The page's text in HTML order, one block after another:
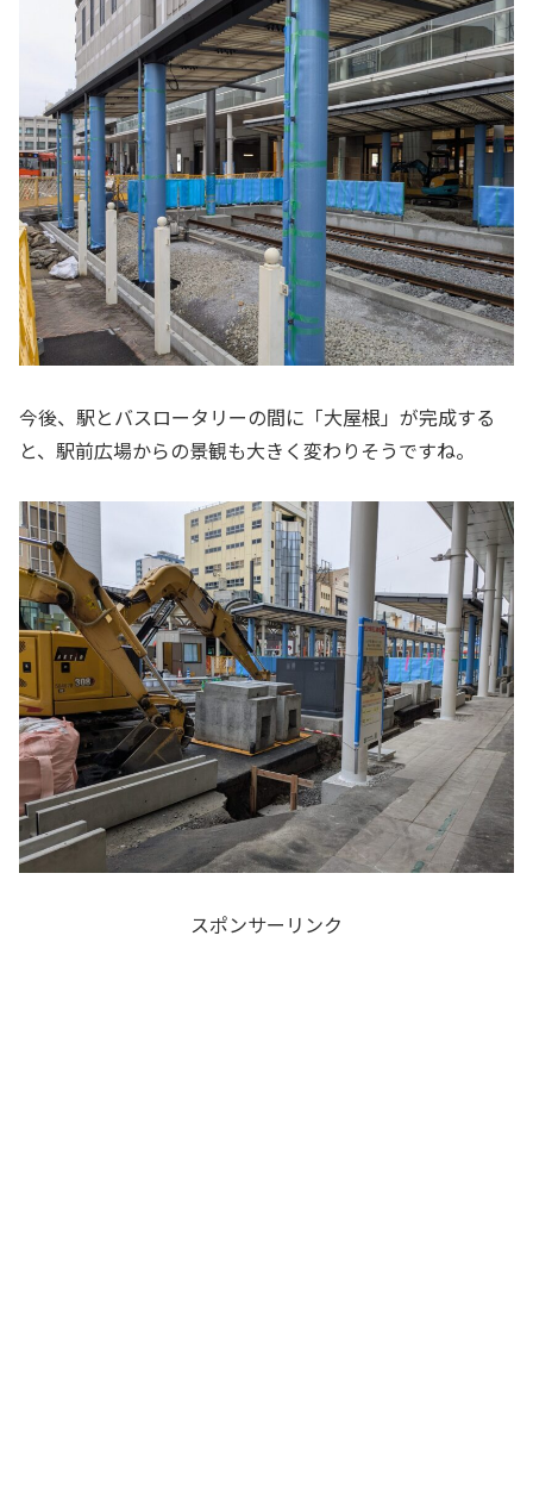
今後、駅とバスロータリーの間に「大屋根」が完成する
と、駅前広場からの景観も大きく変わりそうですね。
スポンサーリンク